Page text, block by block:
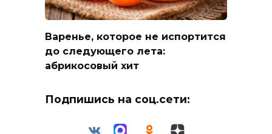
Варенье, которое не испортится
до следующего лета:
абрикосовый хит
Подпишись на соц.сети: